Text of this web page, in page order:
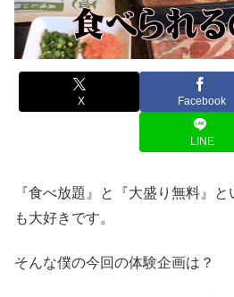
X Facebook
LINE
『食べ放題』と『大盛り無料』
も大好きです。
そんな僕の今回の体験企画は？